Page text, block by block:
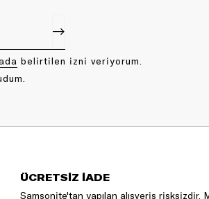
belirtilen izni veriyorum.
ÜCRETSİZ İADE
Samsonite'tan yapılan alışveriş risksizdir.